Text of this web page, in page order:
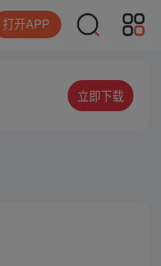
打开APP
立即下载